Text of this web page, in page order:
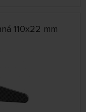
110x22 mm